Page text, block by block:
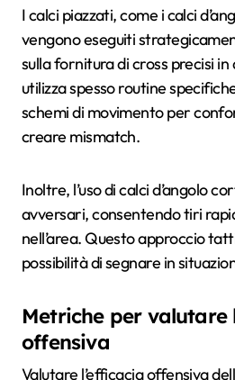
I calci piazzati, come i calci
vengono eseguiti
sulla fornitura di cross precisi
utilizza spesso routine
schemi di movimento per
creare mismatch.
Inoltre, l’uso di calci d’angolo
avversari, consentendo tiri
nell’area. Questo approccio
possibilità di segnare in
Metriche per valutare
offensiva
Valutare l’efficacia offensiva